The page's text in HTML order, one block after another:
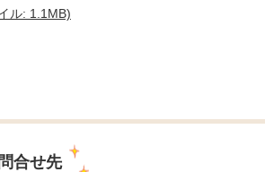
ル: 1.1MB)
合せ先